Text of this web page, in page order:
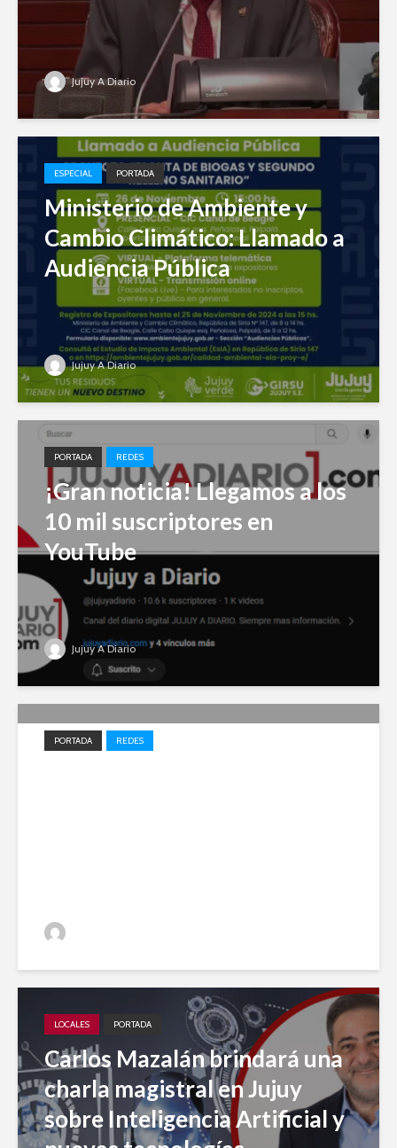
Jujuy A Diario
ESPECIAL PORTADA
Ministerio de Ambiente y
Cambio Climático: Llamado a
Audiencia Pública
Jujuy A Diario
PORTADA REDES
¡Gran noticia! Llegamos a los
10 mil suscriptores en
YouTube
Jujuy A Diario
PORTADA REDES
LOCALES PORTADA
Carlos Mazalán brindará una
charla magistral en Jujuy
sobre Inteligencia Artificial y